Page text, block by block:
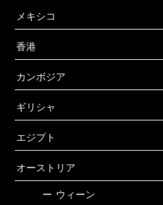
メキシコ
香港
カンボジア
ギリシャ
エジプト
オーストリア
ー ウィーン